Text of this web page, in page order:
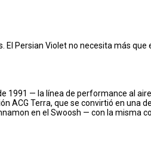
Persian Violet no necesita más que
1991 — la línea de performance al
ACG Terra, que se convirtió en una
en el Swoosh — con la misma